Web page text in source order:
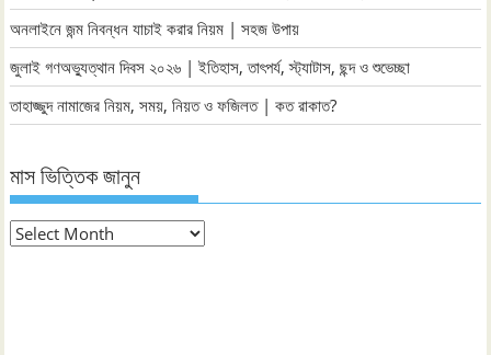
অনলাইনে জন্ম নিবন্ধন যাচাই করার নিয়ম | সহজ উপায়
জুলাই গণঅভ্যুত্থান দিবস ২০২৬ | ইতিহাস, তাৎপর্য, স্ট্যাটাস, ছন্দ ও শুভেচ্ছা
তাহাজ্জুদ নামাজের নিয়ম, সময়, নিয়ত ও ফজিলত | কত রাকাত?
মাস ভিত্তিক জানুন
মাস